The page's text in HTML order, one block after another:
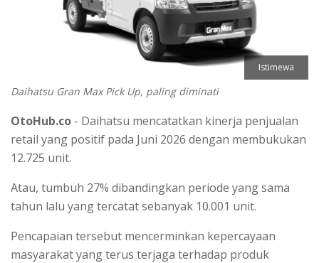
Istimewa
Daihatsu Gran Max Pick Up, paling diminati
OtoHub.co - Daihatsu mencatatkan kinerja penjualan
retail yang positif pada Juni 2026 dengan membukukan
12.725 unit.
Atau, tumbuh 27% dibandingkan periode yang sama
tahun lalu yang tercatat sebanyak 10.001 unit.
Pencapaian tersebut mencerminkan kepercayaan
masyarakat yang terus terjaga terhadap produk